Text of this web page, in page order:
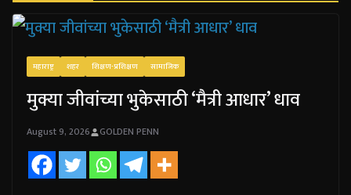
महाराष्ट्र शहर शिक्षण-प्रशिक्षण सामाजिक
मुक्या जीवांच्या भुकेसाठी ‘मैत्री आधार’ धाव
August 9, 2026 GOLDEN PENN